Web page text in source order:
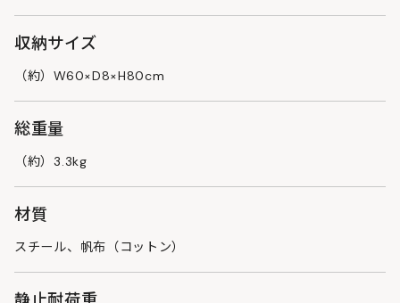
収納サイズ
（約）W60×D8×H80cm
総重量
（約）3.3kg
材質
スチール、帆布（コットン）